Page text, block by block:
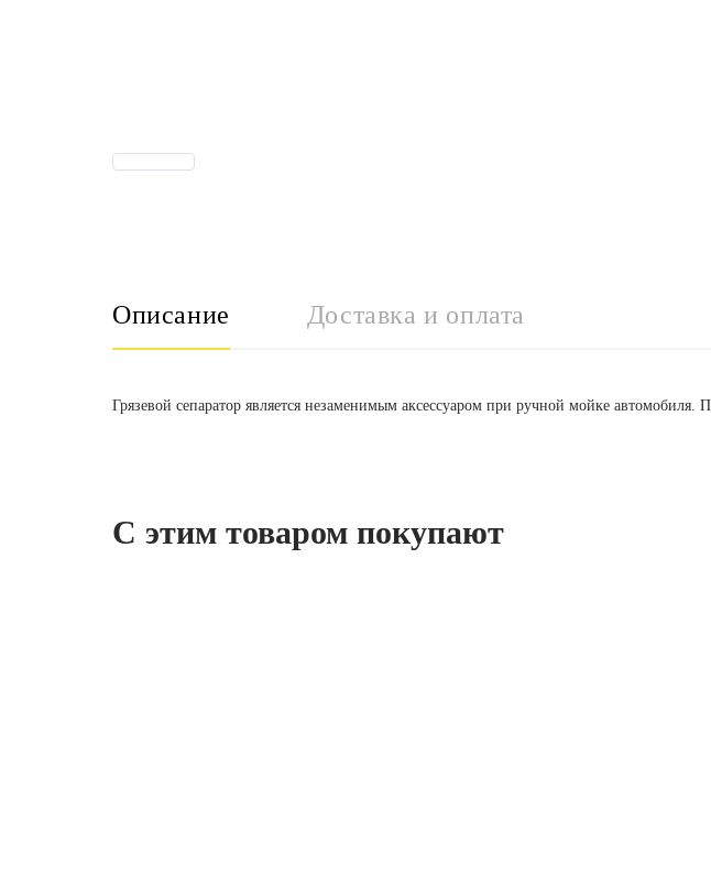
Описание Доставка и оплата
Грязевой сепаратор является незаменимым аксессуаром при ручной мойке
С этим товаром покупают